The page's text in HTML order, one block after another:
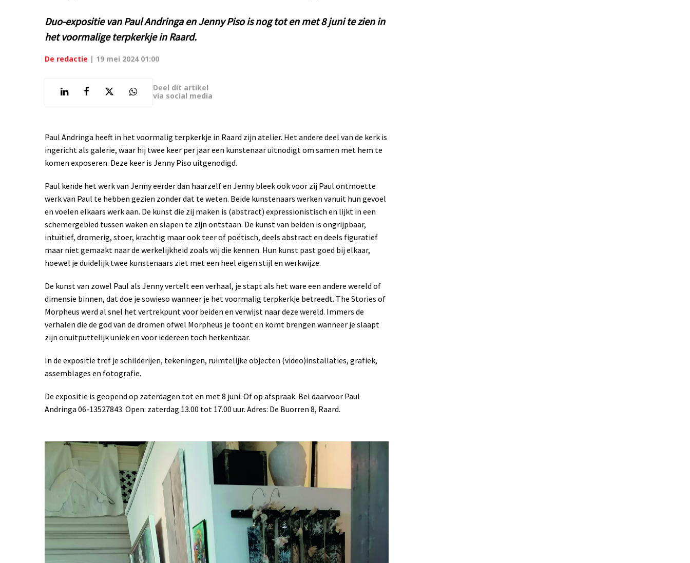
Duo-expositie van Paul Andringa en Jenny Piso is nog tot en met 8 juni te zien in
het voormalige terpkerkje in Raard.
De redactie | 19 mei 2024 01:00
Deel dit artikel
via social media
Paul Andringa heeft in het voormalig terpkerkje in Raard zijn atelier. Het andere deel van de kerk is
ingericht als galerie, waar hij twee keer per jaar een kunstenaar uitnodigt om samen met hem te
komen exposeren. Deze keer is Jenny Piso uitgenodigd.
Paul kende het werk van Jenny eerder dan haarzelf en Jenny bleek ook voor zij Paul ontmoette
werk van Paul te hebben gezien zonder dat te weten. Beide kunstenaars werken vanuit hun gevoel
en voelen elkaars werk aan. De kunst die zij maken is (abstract) expressionistisch en lijkt in een
schemergebied tussen waken en slapen te zijn ontstaan. De kunst van beiden is ongrijpbaar,
intuïtief, dromerig, stoer, krachtig maar ook teer of poëtisch, deels abstract en deels figuratief
maar niet gemaakt naar de werkelijkheid zoals wij die kennen. Hun kunst past goed bij elkaar,
hoewel je duidelijk twee kunstenaars ziet met een heel eigen stijl en werkwijze.
De kunst van zowel Paul als Jenny vertelt een verhaal, je stapt als het ware een andere wereld of
dimensie binnen, dat doe je sowieso wanneer je het voormalig terpkerkje betreedt. The Stories of
Morpheus werd al snel het vertrekpunt voor beiden en verwijst naar deze wereld. Immers de
verhalen die de god van de dromen ofwel Morpheus je toont en komt brengen wanneer je slaapt
zijn onuitputtelijk uniek en voor iedereen toch herkenbaar.
In de expositie tref je schilderijen, tekeningen, ruimtelijke objecten (video)installaties, grafiek,
assemblages en fotografie.
De expositie is geopend op zaterdagen tot en met 8 juni. Of op afspraak. Bel daarvoor Paul
Andringa 06-13527843. Open: zaterdag 13.00 tot 17.00 uur. Adres: De Buorren 8, Raard.